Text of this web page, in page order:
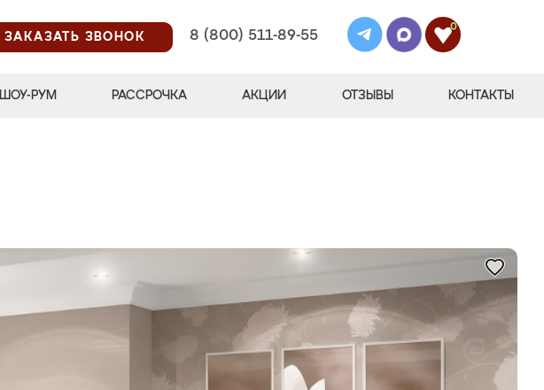
ЗАКАЗАТЬ ЗВОНОК
8 (800) 511-89-55
0
ШОУ-РУМ РАССРОЧКА АКЦИИ ОТЗЫВЫ КОНТАКТЫ